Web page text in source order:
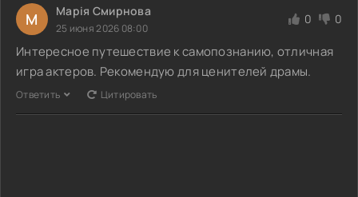
М Марія Смирнова
25 июня 2026 08:00
0 0
Интересное путешествие к самопознанию, отличная
игра актеров. Рекомендую для ценителей драмы.
Ответить Цитировать